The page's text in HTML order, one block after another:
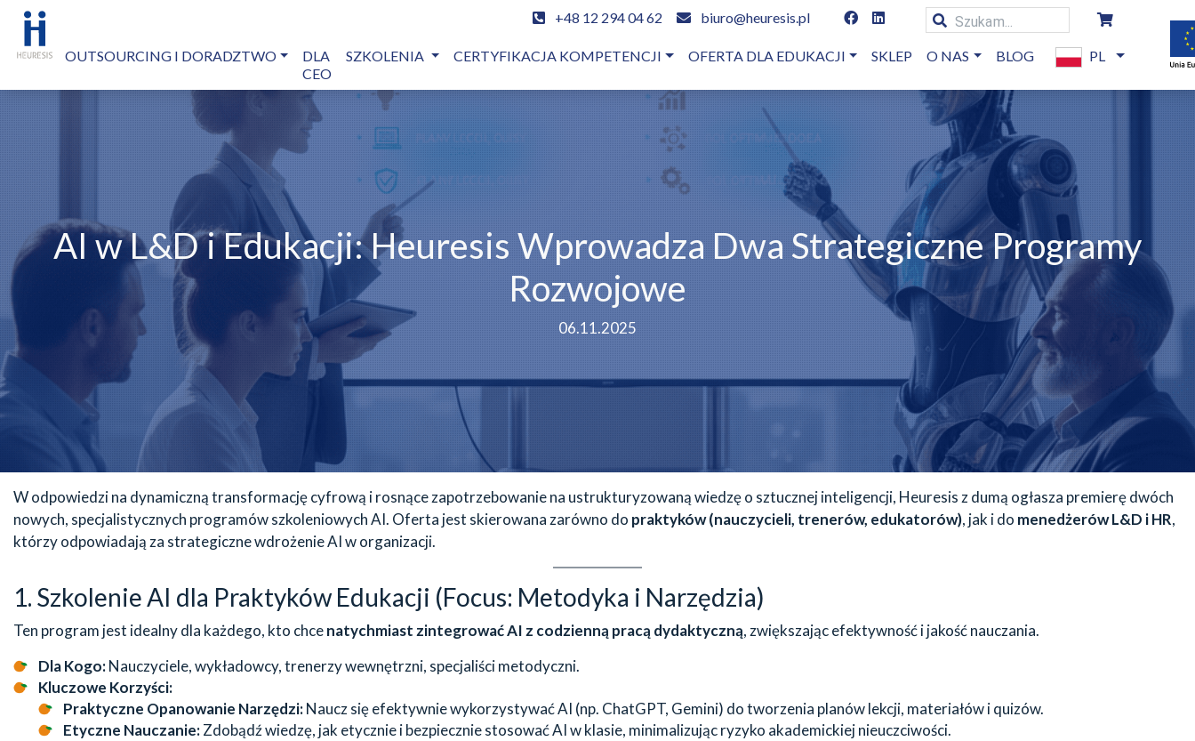
+48 12 294 04 62 biuro@heuresis.pl
OUTSOURCING I DORADZTWO
DLA
CEO
SZKOLENIA CERTYFIKACJA KOMPETENCJI OFERTA DLA EDUKACJI SKLEP O NAS BLOG PL
AI w L&D i Edukacji: Heuresis Wprowadza Dwa Strategiczne Programy
Rozwojowe
06.11.2025
W odpowiedzi na dynamiczną transformację cyfrową i rosnące zapotrzebowanie na ustrukturyzowaną wiedzę o sztucznej inteligencji, Heuresis z dumą ogłasza premierę dwóch
nowych, specjalistycznych programów szkoleniowych AI. Oferta jest skierowana zarówno do praktyków (nauczycieli, trenerów, edukatorów), jak i do menedżerów L&D i HR,
którzy odpowiadają za strategiczne wdrożenie AI w organizacji.
1. Szkolenie AI dla Praktyków Edukacji (Focus: Metodyka i Narzędzia)
Ten program jest idealny dla każdego, kto chcenatychmiast zintegrować AI z codzienną pracą dydaktyczną, zwiększając efektywność i jakość nauczania.
Dla Kogo:Nauczyciele, wykładowcy, trenerzy wewnętrzni, specjaliści metodyczni.
Kluczowe Korzyści:
Praktyczne Opanowanie Narzędzi:Naucz się efektywnie wykorzystywać AI (np. ChatGPT, Gemini) do tworzenia planów lekcji, materiałów i quizów.
Etyczne Nauczanie:Zdobądź wiedzę, jak etycznie i bezpiecznie stosować AI w klasie, minimalizując ryzyko akademickiej nieuczciwości.